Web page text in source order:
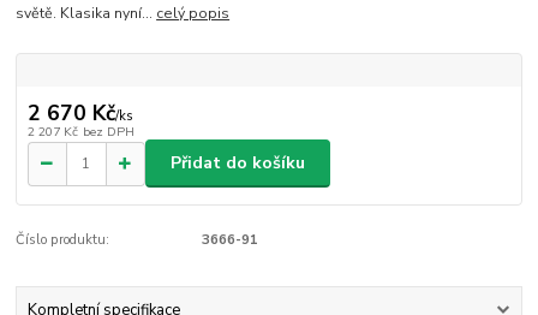
světě. Klasika nyní... celý popis
2 670 Kč/ks
2 207 Kč bez DPH
Přidat do košíku
Číslo produktu: 3666-91
Kompletní specifikace